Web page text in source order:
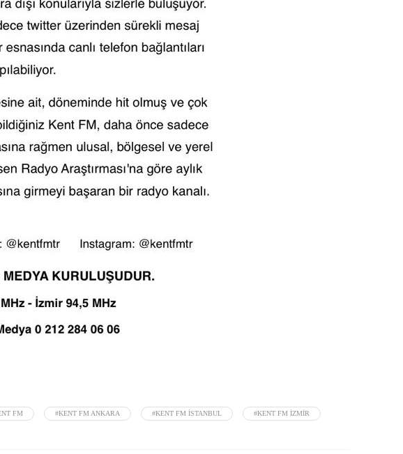
FM #KENT FM ANKARA #KENT FM ISTANBUL #KENT FM IZMIR